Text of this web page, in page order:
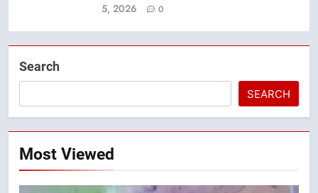
5, 2026
0
Search
SEARCH
Most Viewed